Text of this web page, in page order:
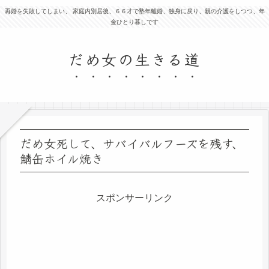
再婚を失敗してしまい、 家庭内別居後、６６才で塾年離婚、独身に戻り、親の介護をしつつ、年
金ひとり暮しです
だめ女の生きる道
だめ女死して、サバイバルフーズを残す、
鯖缶ホイル焼き
スポンサーリンク